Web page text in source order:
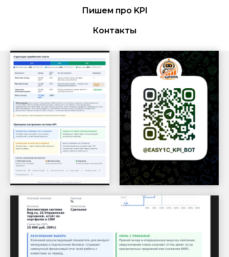
Пишем про KPI
Контакты